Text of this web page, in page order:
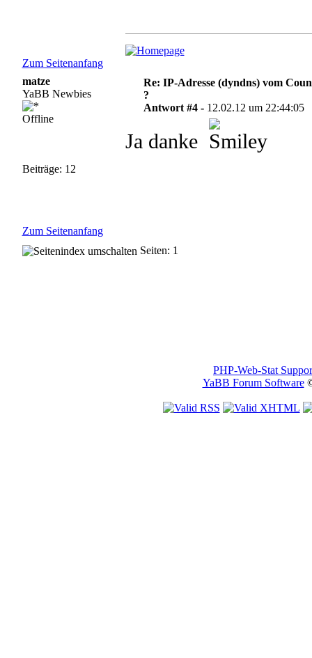
Zum Seitenanfang
matze
YaBB Newbies
Offline
Beiträge: 12
Re: IP-Adresse (dyndns) vom
?
Antwort #4 - 12.02.12 um 22:44:05
Ja danke
Zum Seitenanfang
Seiten: 1
PHP-Web-Stat
YaBB Forum Software©